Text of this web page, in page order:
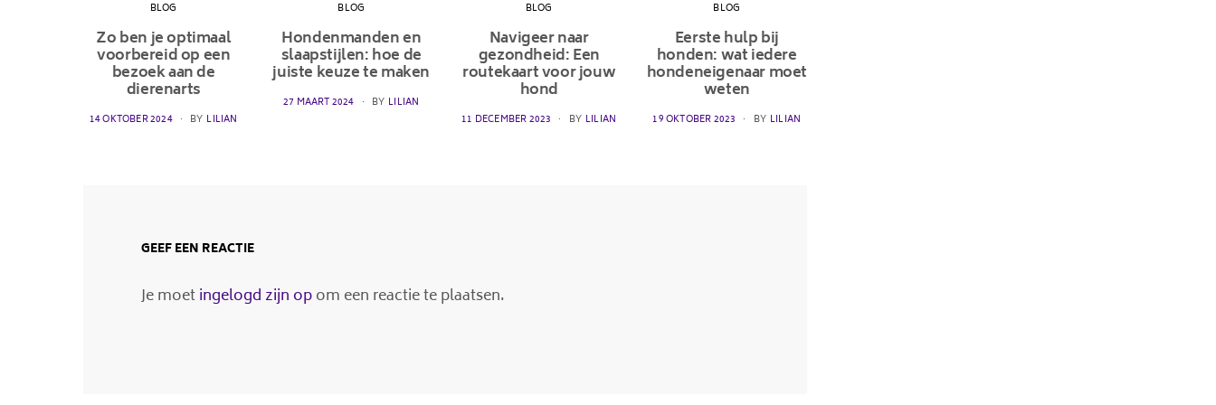
BLOG
Zo ben je optimaal
voorbereid op een
bezoek aan de
dierenarts
POSTED
14 OKTOBER 2024 BY LILIAN
BLOG
Hondenmanden en
slaapstijlen: hoe de
juiste keuze te maken
POSTED
27 MAART 2024 BY LILIAN
BLOG
Navigeer naar
gezondheid: Een
routekaart voor jouw
hond
POSTED
11 DECEMBER 2023 BY LILIAN
BLOG
Eerste hulp bij
honden: wat iedere
hondeneigenaar moet
weten
POSTED
19 OKTOBER 2023 BY LILIAN
GEEF EEN REACTIE
Je moetingelogd zijn opom een reactie te plaatsen.